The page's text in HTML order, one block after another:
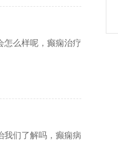
怎么样呢，癫痫治疗
我们了解吗，癫痫病